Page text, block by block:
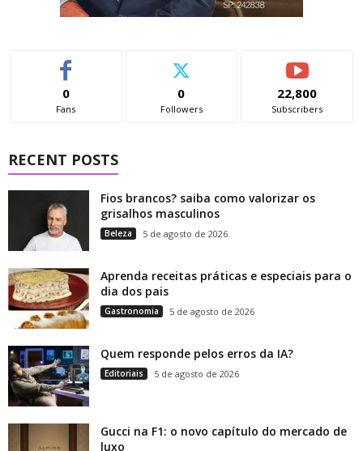
0
Fans
0
Followers
22,800
Subscribers
RECENT POSTS
Fios brancos? saiba como valorizar os
grisalhos masculinos
Beleza 5 de agosto de 2026
Aprenda receitas práticas e especiais para o
dia dos pais
Gastronomia 5 de agosto de 2026
Quem responde pelos erros da IA?
Editoriais 5 de agosto de 2026
Gucci na F1: o novo capítulo do mercado de
luxo